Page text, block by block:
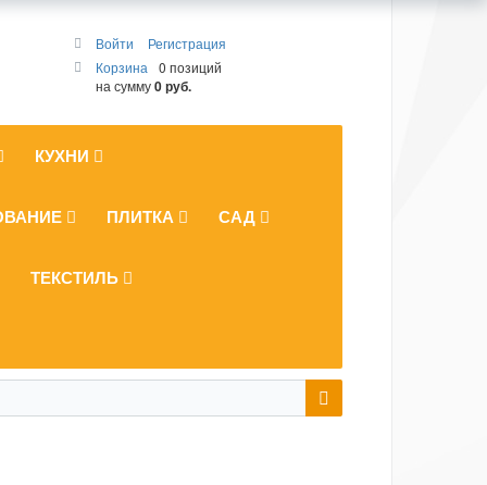
Войти
Регистрация
Корзина
0 позиций
на сумму0 руб.
КУХНИ
ПЛИТКА САД
ТЕКСТИЛЬ